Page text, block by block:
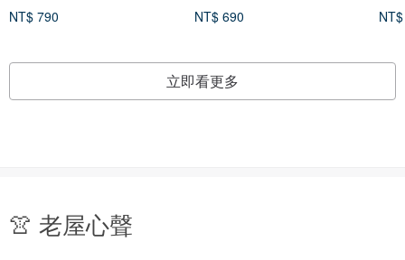
NT$ 790
NT$ 690
立即看更多
👚 老屋心聲